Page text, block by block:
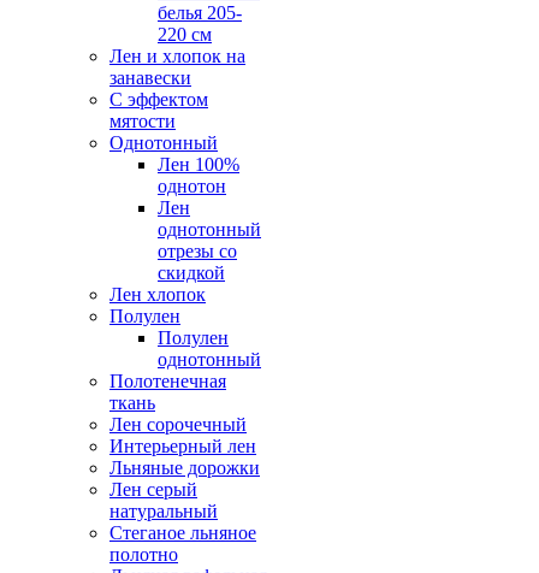
белья 205-
220 см
Лен и хлопок на
занавески
С эффектом
мятости
Однотонный
Лен 100%
однотон
Лен
однотонный
отрезы со
скидкой
Лен хлопок
Полулен
Полулен
однотонный
Полотенечная
ткань
Лен сорочечный
Интерьерный лен
Льняные дорожки
Лен серый
натуральный
Стеганое льняное
полотно